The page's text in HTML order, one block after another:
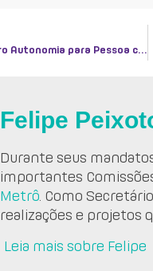
RioSolidario promove o II Encontro Autonomia para Pessoa com Deficiência
Felipe
Durante seus
importantes
Metrô . Como
realizações e projetos
Leia mais sobre Felipe